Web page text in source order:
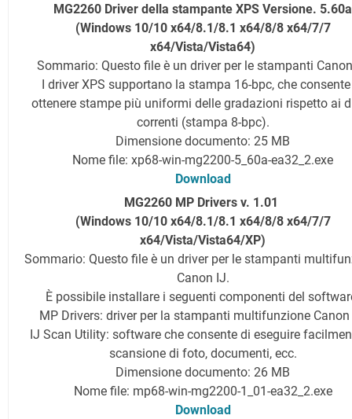
MG2260 Driver della stampante XPS Versione. 5.60a
(Windows 10/10 x64/8.1/8.1 x64/8/8 x64/7/7
x64/Vista/Vista64)
Sommario: Questo file è un driver per le stampanti
I driver XPS supportano la stampa 16-bpc, che
ottenere stampe più uniformi delle gradazioni rispetto ai
correnti (stampa 8-bpc).
Dimensione documento: 25 MB
Nome file: xp68-win-mg2200-5_60a-ea32_2.exe
Download
MG2260 MP Drivers v. 1.01
(Windows 10/10 x64/8.1/8.1 x64/8/8 x64/7/7
x64/Vista/Vista64/XP)
Sommario: Questo file è un driver per le stampanti
Canon IJ.
È possibile installare i seguenti componenti del
MP Drivers: driver per la stampanti multifunzione
IJ Scan Utility: software che consente di eseguire
scansione di foto, documenti, ecc.
Dimensione documento: 26 MB
Nome file: mp68-win-mg2200-1_01-ea32_2.exe
Download